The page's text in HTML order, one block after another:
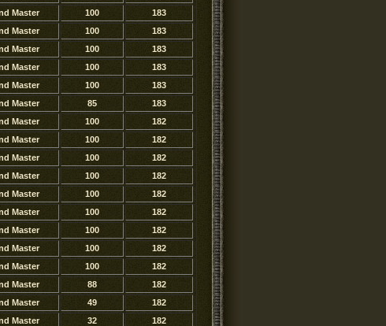
Master 100
183
Master 100
183
Master 100
183
Master 100
183
Master 100
183
Master 85
183
Master 100
182
Master 100
182
Master 100
182
Master 100
182
Master 100
182
Master 100
182
Master 100
182
Master 100
182
Master 100
182
Master 88
182
Master 49
182
Master 32
182